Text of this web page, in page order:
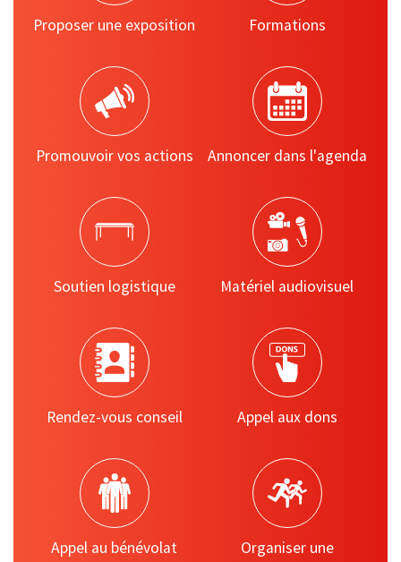
Proposer une exposition Formations
Promouvoir vos actions Annoncer dans l'agenda
Soutien logistique Matériel audiovisuel
Rendez-vous conseil Appel aux dons
Appel au bénévolat
Organiser une